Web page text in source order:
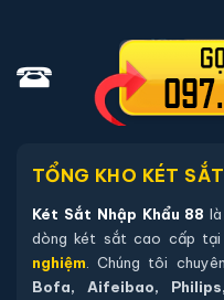
Hướng dẫn sử dụng
Thẻ bảo hành chính
phẩm trên website.
Hướng dẫn mua
PRO-X vân tay
Mua hàng tại két
chon lựa những cách
TỔNG KHO KÉT
Két Sắt Nhập Khẩu 88
dòng két sắt cao cấp
nghiệm . Chúng tôi
Bofa, Aifeibao,